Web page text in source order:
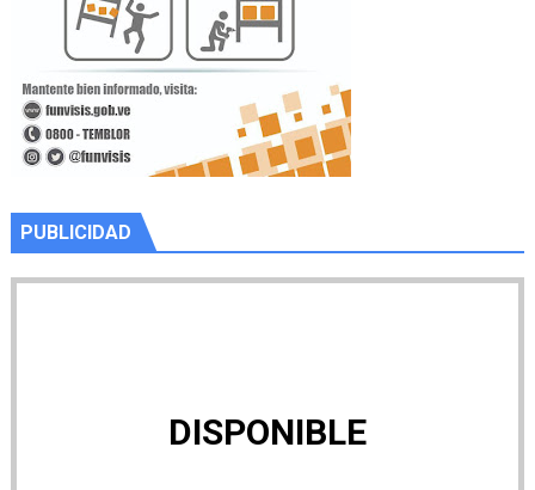
PUBLICIDAD
DISPONIBLE